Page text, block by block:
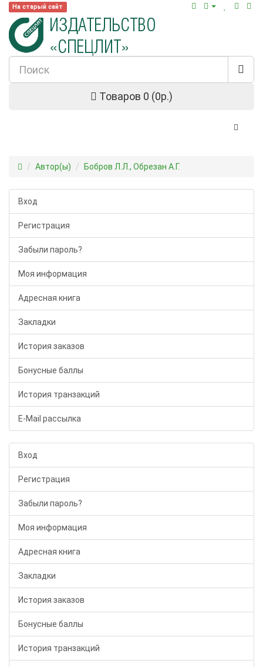
На старый сайт
Товаров 0 (0р.)
Автор(ы) Бобров Л.Л., Обрезан А.Г.
Вход
Регистрация
Забыли пароль?
Моя информация
Адресная книга
Закладки
История заказов
Бонусные баллы
История транзакций
E-Mail рассылка
Вход
Регистрация
Забыли пароль?
Моя информация
Адресная книга
Закладки
История заказов
Бонусные баллы
История транзакций